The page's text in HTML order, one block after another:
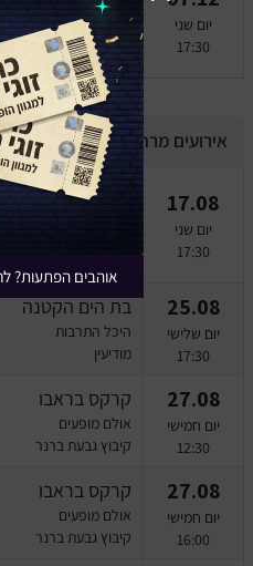
יום שני
17:30
חנוכה 2026
היכל התרבות
נס ציונה
אירועים מרחבי הרשת
17.08
יום שני
17:30
זהבה ושלושת
תיאטרון אורנה
25.08
יום שלישי
17:30
בת הים הקטנה
היכל התרבות
מודיעין
27.08
יום חמישי
12:30
קרקס בראבו
אולם מופעים
קיבוץ גבעת ברנר
27.08
יום חמישי
16:00
קרקס בראבו
אולם מופעים
קיבוץ גבעת ברנר
אוהבים הפתעות?